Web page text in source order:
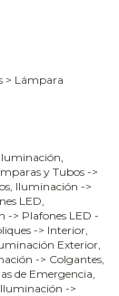
> Lámpara
y Tubos ->
Iluminación ->
LED,
-> Plafones LED -
-> Interior,
Exterior,
-> Colgantes,
de Emergencia,
->